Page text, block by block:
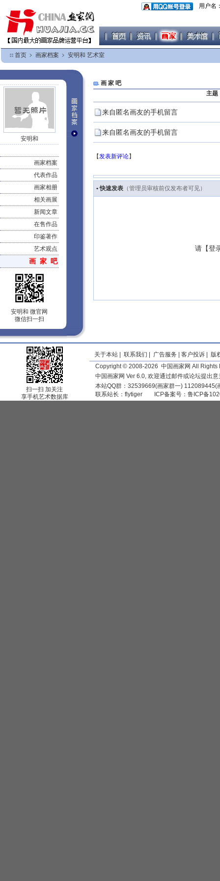
用户名
首页 ﹥ 画家档案 ﹥ 安明和 艺术室
安明和
画家档案
代表作品
画家相册
相关画展
新闻文章
在售作品
印鉴著作
艺术观点
画 家 吧
安明和 微官网
微信扫一扫
画 家 吧
主题
来自匿名画友的手机留言
来自匿名画友的手机留言
【发表新评论】
• 快速发表 （管理员审核前仅发布者可见）
请【登
扫一扫 加关注
享手机艺术数据库
关于本站 联系我们 广告服务 客户投诉
版
Copyright © 2008-2026 中国画家网 All Rights
中国画家网 Ver 6.0, 欢迎通过邮件或论坛提出
本站QQ群：32539669(画家群一)
联系站长： flytiger ICP备案号： 鲁ICP备